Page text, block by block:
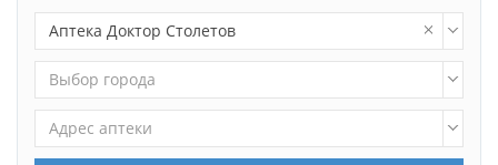
Аптека Доктор Столетов
Выбор города
Адрес аптеки